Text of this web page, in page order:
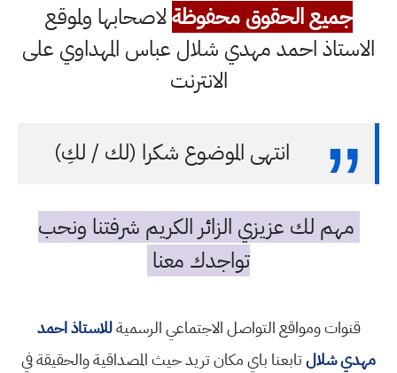
جميع الحقوق محفوظةلاصحابها ولموقع
الاستاذ احمد مهدي شلال عباس المهداوي على
الانترنت
انتهى الموضوع شكرا (لك / لكِ)
مهم لك عزيزي الزائر الكريم شرفتنا ونحب
تواجدك معنا
قنوات ومواقع التواصل الاجتماعي الرسميةللاستاذ احمد
مهدي شلالتابعنا باي مكان تريد حيث المصداقية والحقيقة في